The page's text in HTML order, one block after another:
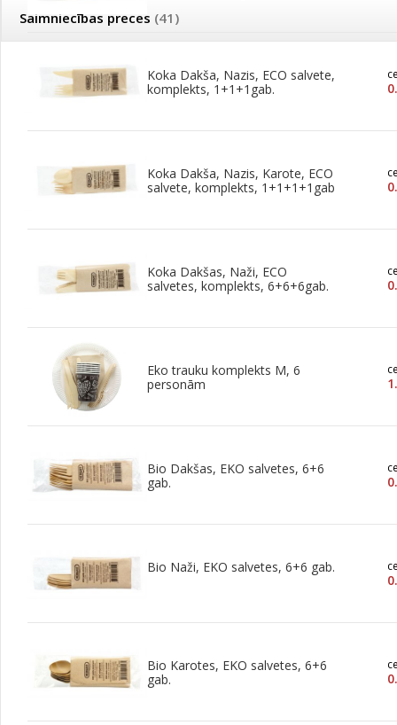
Saimniecības preces (41)
Koka Dakša, Nazis, ECO salvete,
komplekts, 1+1+1gab.
Koka Dakša, Nazis, Karote, ECO
salvete, komplekts, 1+1+1+1gab
Koka Dakšas, Naži, ECO
salvetes, komplekts, 6+6+6gab.
Eko trauku komplekts M, 6
personām
Bio Dakšas, EKO salvetes, 6+6
gab.
Bio Naži, EKO salvetes, 6+6 gab.
Bio Karotes, EKO salvetes, 6+6
gab.